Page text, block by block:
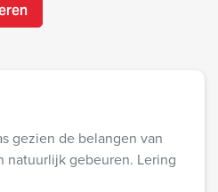
gezien de belangen van
natuurlijk gebeuren. Lering